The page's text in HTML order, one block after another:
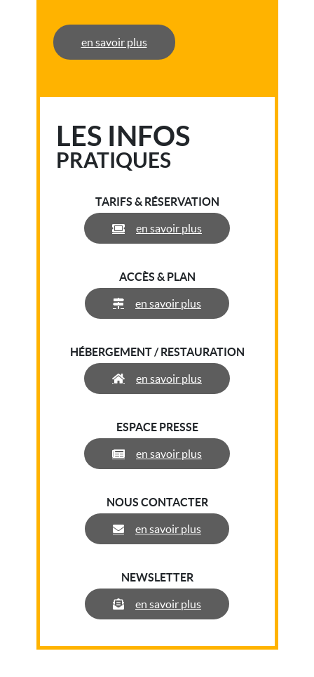
en savoir plus
LES INFOS
PRATIQUES
TARIFS & RÉSERVATION
en savoir plus
ACCÈS & PLAN
en savoir plus
HÉBERGEMENT / RESTAURATION
en savoir plus
ESPACE PRESSE
en savoir plus
NOUS CONTACTER
en savoir plus
NEWSLETTER
en savoir plus